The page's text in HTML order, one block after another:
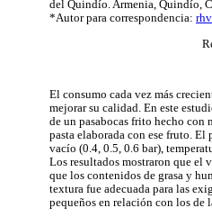
del Quindío. Armenia, Quindío,
*Autor para correspondencia:
El consumo cada vez más
mejorar su calidad. En este
de un pasabocas frito hecho con
pasta elaborada con ese fruto.
vacío (0.4, 0.5, 0.6 bar),
Los resultados mostraron que el
que los contenidos de grasa y
textura fue adecuada para las
pequeños en relación con los de